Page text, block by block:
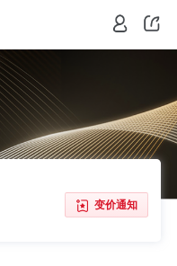
变价通知